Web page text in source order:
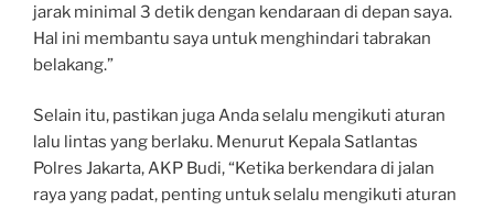
jarak minimal 3 detik dengan kendaraan di depan saya.
Hal ini membantu saya untuk menghindari tabrakan
belakang.”
Selain itu, pastikan juga Anda selalu mengikuti aturan
lalu lintas yang berlaku. Menurut Kepala Satlantas
Polres Jakarta, AKP Budi, “Ketika berkendara di jalan
raya yang padat, penting untuk selalu mengikuti aturan